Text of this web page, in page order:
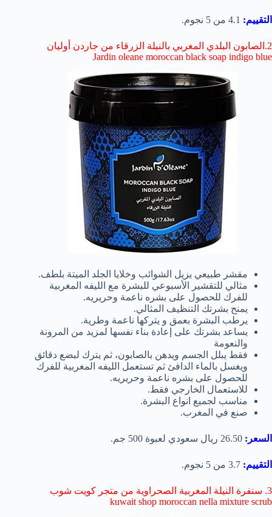
التقييم:
2.الصابون البلدي المغربي بالنيلة الزرقاء من جاردن أوليان
Jardin oleane moroccan black soap indigo blue
مقشر طبيعي يزيل الشوائب وخلايا الجلد الميتة بلطف.
مثالي للتقشير الأسبوعي للبشرة مع الليفه المغربية
للفرك للحصول على بشره ناعمة وحريريه.
يمنح بشرتك التنظيف المثالي.
يرطب البشرة بعمق و يتركها ناعمة وطرية.
يساعد بشرتك على إعادة بناء نفسها لمزيد من المرونة
والنعومة
فقط يبلل الجسم ويدهن بالصابون، ثم يترك لبضع دقائق
ويغسل بالماء الدافئ ثم تستعمل الليفه المغربية للفرك
للحصول على بشره ناعمة وحريريه.
للاستعمال الخارجي فقط.
مناسب لجميع انواع البشرة.
صنع في المغرب.
السعر: 26.50 ريال سعودي لعبوة 500 جم.
التقييم: 3.7 من 5 نجوم.
3. سنفرة النيلة المغربية الصحراوية من متجر كويت شوب
kuwait shop moroccan nella mixture scrub